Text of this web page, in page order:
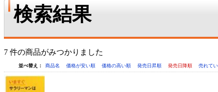
検索結果
7 件の商品がみつかりました
並べ替え： 商品名 価格が安い順 価格の高い順 発売日昇順 発売日降順 売れて